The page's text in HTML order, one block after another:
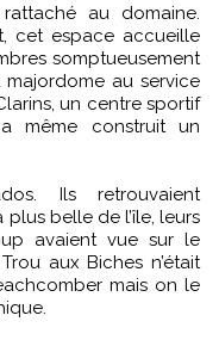
au domaine.
cet espace accueille
somptueusement
au service
un centre sportif
même construit un
Ils retrouvaient
belle de l’île, leurs
avaient vue sur le
aux Biches n’était
mais on le